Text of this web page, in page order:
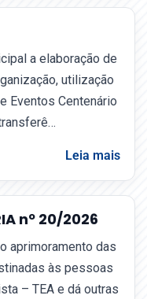
a elaboração de
utilização
Eventos Centenário
Leia mais
nº 20/2026
aprimoramento das
às pessoas
– TEA e dá outras